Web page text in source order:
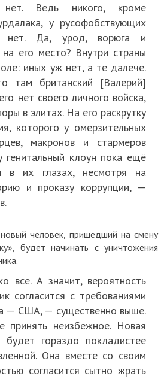
Ведь никого, кроме
у русофобствующих
нет. Да, урод, ворюга и
его место? Внутри страны
иных уж нет, а те далече.
там британский [Валерий]
нет своего личного войска,
в элитах. На его раскрутку
которого у омерзительных
макронов и стармеров
генитальный клоун пока ещё
в их глазах, несмотря на
и проказу коррупции, —
человек, пришедший на смену
будет начинать с уничтожения
все. А значит, вероятность
согласится с требованиями
— США, — существенно выше.
принять неизбежное. Новая
гораздо покладистее
Она вместе со своим
согласится сытно жрать